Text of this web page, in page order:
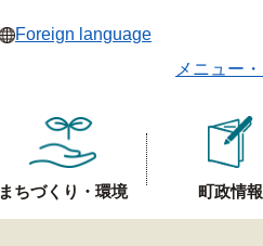
Foreign language
メニュー ・
まちづくり・環境 町政情報